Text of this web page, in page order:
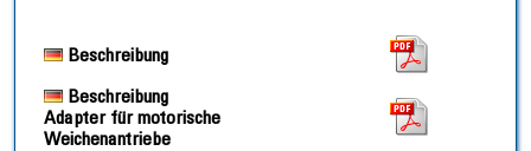
Beschreibung
Beschreibung
Adapter für motorische
Weichenantriebe